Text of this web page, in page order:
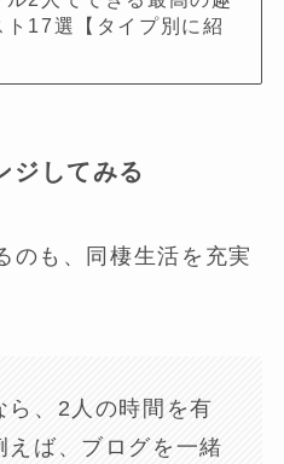
ト17選【タイプ別に紹
ジしてみる
のも、同棲生活を充実
ら、2人の時間を有
えば、ブログを一緒